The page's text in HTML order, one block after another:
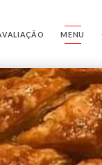
MENU